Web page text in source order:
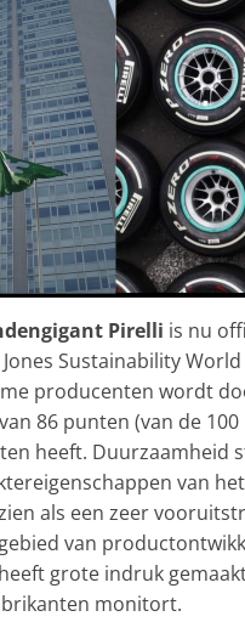
Pirelli is nu
Sustainability
producenten wordt
86 punten (van de
heeft. Duurzaamheid
van
als een zeer
van
grote indruk
monitort.